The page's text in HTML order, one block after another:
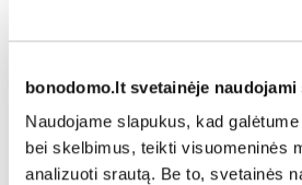
bonodomo.lt svetainėje naudojami
Naudojame slapukus, kad
bei skelbimus, teikti visuomeninės
analizuoti srautą. Be to, svetainės
Varnikų pažintinis takas yra puiki
Čia galima ne tik mėgautis
sužinoti apie Lietuvos gamtos
įvairovę. Miškininko pasakojimai
suteikdami žinių apie retus